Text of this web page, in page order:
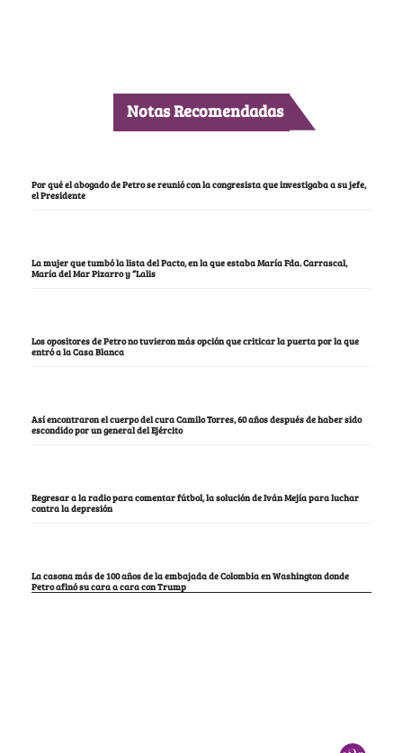
Notas Recomendadas
Por qué el abogado de Petro se reunió con la congresista que investigaba a su jefe,
el Presidente
La mujer que tumbó la lista del Pacto, en la que estaba María Fda. Carrascal,
María del Mar Pizarro y “Lalis
Los opositores de Petro no tuvieron más opción que criticar la puerta por la que
entró a la Casa Blanca
Así encontraron el cuerpo del cura Camilo Torres, 60 años después de haber sido
escondido por un general del Ejército
Regresar a la radio para comentar fútbol, la solución de Iván Mejía para luchar
contra la depresión
La casona más de 100 años de la embajada de Colombia en Washington donde
Petro afinó su cara a cara con Trump